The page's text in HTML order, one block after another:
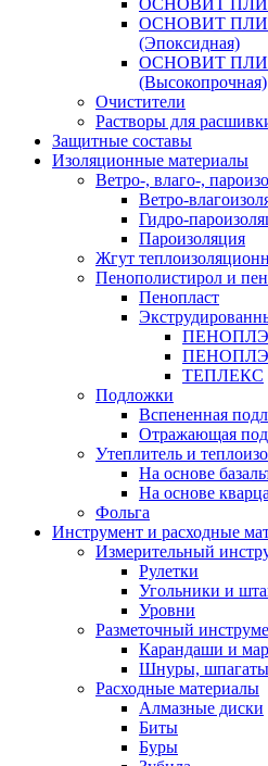
ОСНОВИТ
ОСНОВИТ
(Эпоксидная)
ОСНОВИТ
(Высокопрочная)
Очистители
Растворы для
Защитные составы
Изоляционные материалы
Ветро-, влаго-,
Ветро-
Гидро-
Пароизоляция
Жгут
Пенополистирол и
Пенопласт
ТЕПЛЕКС
Подложки
Вспененная
Отражающая
Утеплитель и
На основе
На основе кварца
Фольга
Инструмент и расходные
Измерительный
Рулетки
Угольники и
Уровни
Разметочный
Карандаши и
Шнуры,
Расходные материалы
Алмазные диски
Биты
Буры